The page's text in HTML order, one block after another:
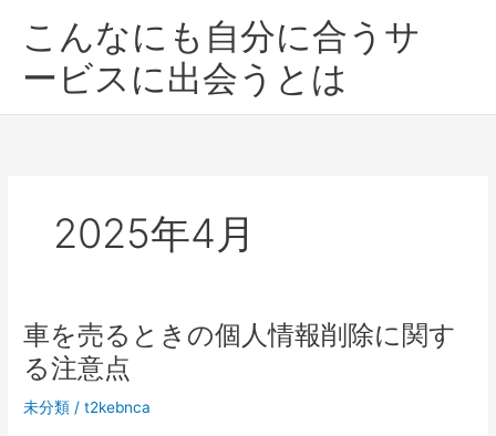
こんなにも自分に合うサ
ービスに出会うとは
2025年4月
車を売るときの個人情報削除に関す
る注意点
未分類 /t2kebnca